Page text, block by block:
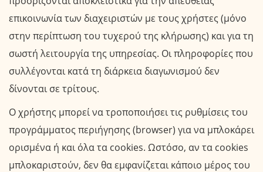
επικοινωνία των διαχειριστών με τους χρήστες (μόνο
στην περίπτωση του τυχερού της κλήρωσης) και για τη
σωστή λειτουργία της υπηρεσίας. Οι πληροφορίες που
συλλέγονται κατά τη διάρκεια διαγωνισμού δεν
δίνονται σε τρίτους.
Ο χρήστης μπορεί να τροποποιήσει τις ρυθμίσεις του
προγράμματος περιήγησης (browser) για να μπλοκάρει
ορισμένα ή και όλα τα cookies. Ωστόσο, αν τα cookies
μπλοκαριστούν, δεν θα εμφανίζεται κάποιο μέρος του